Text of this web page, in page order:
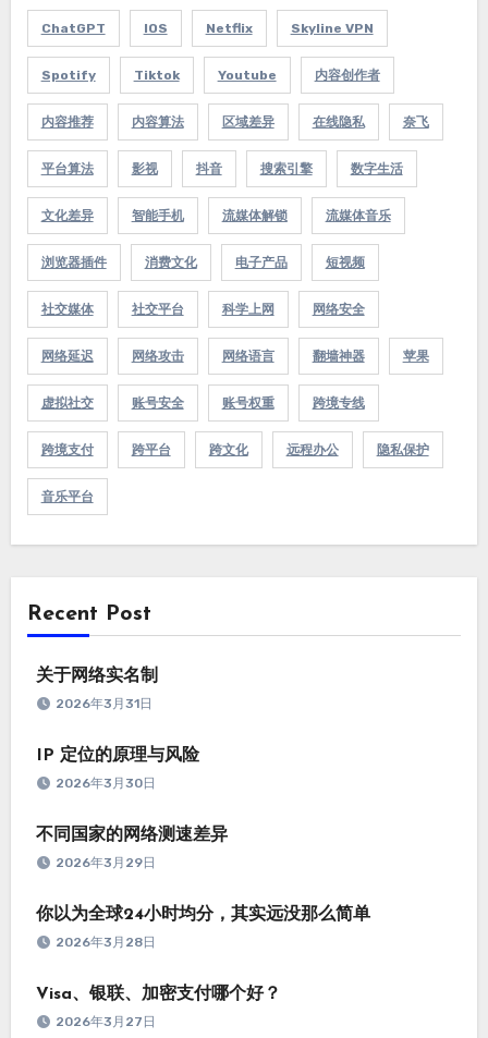
ChatGPT IOS Netflix Skyline VPN
Spotify Tiktok Youtube 内容创作者
内容推荐 内容算法 区域差异 在线隐私 奈飞
平台算法 影视 抖音 搜索引擎 数字生活
文化差异 智能手机 流媒体解锁 流媒体音乐
浏览器插件 消费文化 电子产品 短视频
社交媒体 社交平台 科学上网 网络安全
网络延迟 网络攻击 网络语言 翻墙神器 苹果
虚拟社交 账号安全 账号权重 跨境专线
跨境支付 跨平台 跨文化 远程办公 隐私保护
音乐平台
Recent Post
关于网络实名制
2026年3月31日
IP 定位的原理与风险
2026年3月30日
不同国家的网络测速差异
2026年3月29日
你以为全球24小时均分，其实远没那么简单
2026年3月28日
Visa、银联、加密支付哪个好？
2026年3月27日